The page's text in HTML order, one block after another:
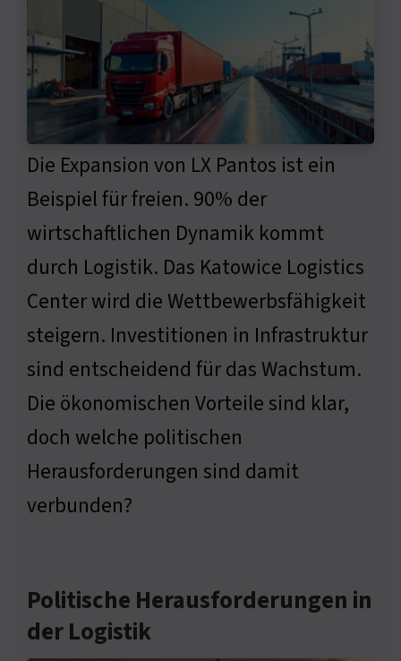
Die Expansion von LX Pantos ist ein
Beispiel für freien. 90% der
wirtschaftlichen Dynamik kommt
durch Logistik. Das Katowice Logistics
Center wird die Wettbewerbsfähigkeit
steigern. Investitionen in Infrastruktur
sind entscheidend für das Wachstum.
Die ökonomischen Vorteile sind klar,
doch welche politischen
Herausforderungen sind damit
verbunden?
Politische Herausforderungen in
der Logistik